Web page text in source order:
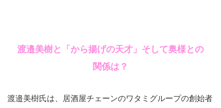
渡邉美樹と「から揚げの天才」そして奥様との
関係は？
渡邉美樹氏は、居酒屋チェーンのワタミグループの創始者